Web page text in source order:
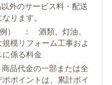
外のサービス料・配送
ります。
例） ： 酒類、灯油、
模リフォーム工事およ
係る料金
品代金の一部または全
ポイントは、累計ポイ